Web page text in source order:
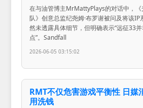
在与油管博主MrMattyPlays的对话中，
队》创意总监纪尧姆·布罗谢被问及将该IP
然未透露具体细节，但明确表示“远征33
点”。Sandfall
2026-06-05 03:15:02
RMT不仅危害游戏平衡性 日媒
用洗钱